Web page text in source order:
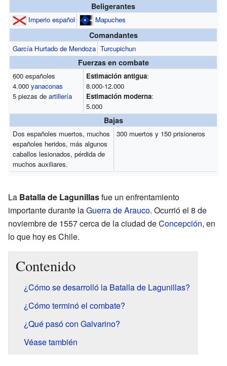
Beligerantes
Imperio español Mapuches
Comandantes
García Hurtado de Mendoza Turcupichun
Fuerzas en combate
600 españoles
4.000 yanaconas
5 piezas de artillería
Estimación antigua:
8.000-12.000
Estimación moderna:
5.000
Bajas
Dos españoles muertos, muchos
españoles heridos, más algunos
caballos lesionados, pérdida de
muchos auxiliares.
300 muertos y 150 prisioneros
La Batalla de Lagunillasfue un enfrentamiento
importante durante laGuerra de Arauco. Ocurrió el 8 de
noviembre de 1557 cerca de la ciudad deConcepción, en
lo que hoy es Chile.
Contenido
¿Cómo se desarrolló la Batalla de Lagunillas?
¿Cómo terminó el combate?
¿Qué pasó con Galvarino?
Véase también